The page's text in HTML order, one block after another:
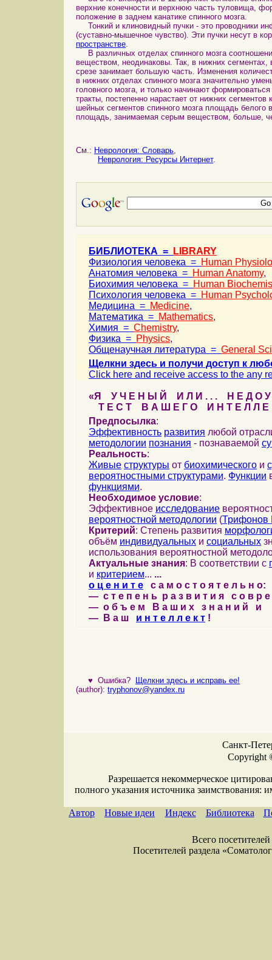
верхние конечности и верхнюю часть туловища,
положение в заднем канатике спинного мозга.
Тонкий и клиновидный пучки - это проводники
(суставно-мышечное чувство). Эти пучки несут в
пространстве.
В различных отделах спинного мозга
веществом, неодинаковы. Так, в нижних сегментах,
срезе занимает большую часть. Изменения
в нижних отделах спинного мозга значительно
головного мозга, и только начинают
тракты, постепенно нарастает от нижних
шейных сегментов спинного мозга площадь
площадь, занимаемая серым веществом, больше,
См.: Неврология: Словарь,
Неврология: Ресурсы Интернет.
БИБЛИОТЕКА =
LIBRARY
Физиология человека = Human
Анатомия человека = Human Anatomy,
Биохимия человека = Human
Психология человека = Human
Медицина = Medicine,
Математика = Mathematics,
Химия = Chemistry,
Физика = Physics,
Общенаучная литература = General
Щелкни здесь и получи доступ к
Click here and receive access to the any
«Я У Ч Е Н Ы Й И Л И . . . Н Е Д О У
Т Е С Т В А Ш Е Г О И Н Т Е Л Л Е
Предпосылка:
Эффективность развития любой
методологии познания - познаваемой
Реальность:
Живые структуры от биохимического и
вероятностными структурами. Функции
функциями.
Необходимое условие:
Эффективное исследование
вероятностной методологии (Трифонов
Критерий: Степень развития
объём индивидуальных и социальных
использования вероятностной
Актуальные знания: В соответствии с
и критерием... ...
о ц е н и т е с а м о с т о я т е л ь н о:
— с т е п е н ь р а з в и т и я с о в р
— о б ъ е м В а ш и х з н а н и й и
— В а ш и н т е л л е к т !
♥ Ошибка?
Щелкни здесь и исправь ее!
(author): tryphonov@yandex.ru
Санкт-
Copyright
Разрешается некоммерческое
полного указания источника заимствования:
Автор Новые идеи Индекс Библиотека
Всего
Посетителей раздела